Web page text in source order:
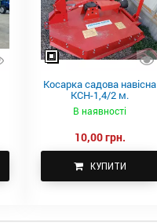
Косарка садова навісна
КСН-1,4/2 м.
В наявності
10,00 грн.
КУПИТИ